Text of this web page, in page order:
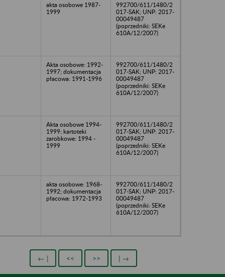
akta osobowe 1987-
1999
992700/611/1480/2
017-SAK; UNP: 2017-
00049487
(poprzedniki: SEKe
610A/12/2007)
Akta osobowe: 1992-
1997; dokumentacja
płacowa: 1991-1996
992700/611/1480/2
017-SAK; UNP: 2017-
00049487
(poprzedniki: SEKe
610A/12/2007)
Akta osobowe 1994-
1999; kartoteki
zarobkowe: 1994 -
1999
992700/611/1480/2
017-SAK; UNP: 2017-
00049487
(poprzedniki: SEKe
610A/12/2007)
akta osobowe: 1968-
1992; dokumentacja
płacowa: 1972-1993
992700/611/1480/2
017-SAK; UNP: 2017-
00049487
(poprzedniki: SEKe
610A/12/2007)
← | << >> | →